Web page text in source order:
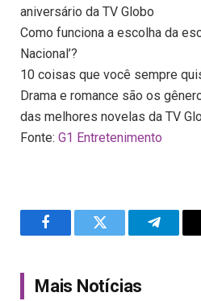
aniversário da TV Globo
Como funciona a escolha da
Nacional’?
10 coisas que você sempre
Drama e romance são os
das melhores novelas da TV
Fonte: G1 Entretenimento
FacebookTwitter
Mais Notícias